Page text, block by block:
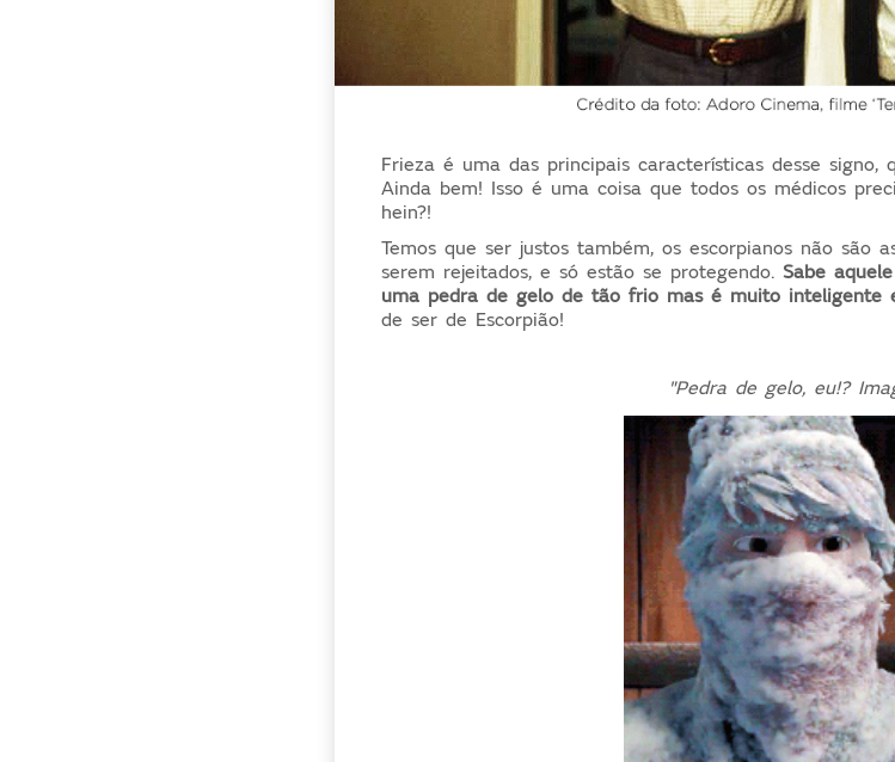
Frieza é uma das principais características desse signo,
Ainda bem! Isso é uma coisa que todos os médicos
hein?!
Temos que ser justos também, os escorpianos não são
serem rejeitados, e só estão se protegendo.Sabe
uma pedra de gelo de tão frio mas é muito inteligente
de ser de Escorpião!
"Pedra de gelo, eu!?